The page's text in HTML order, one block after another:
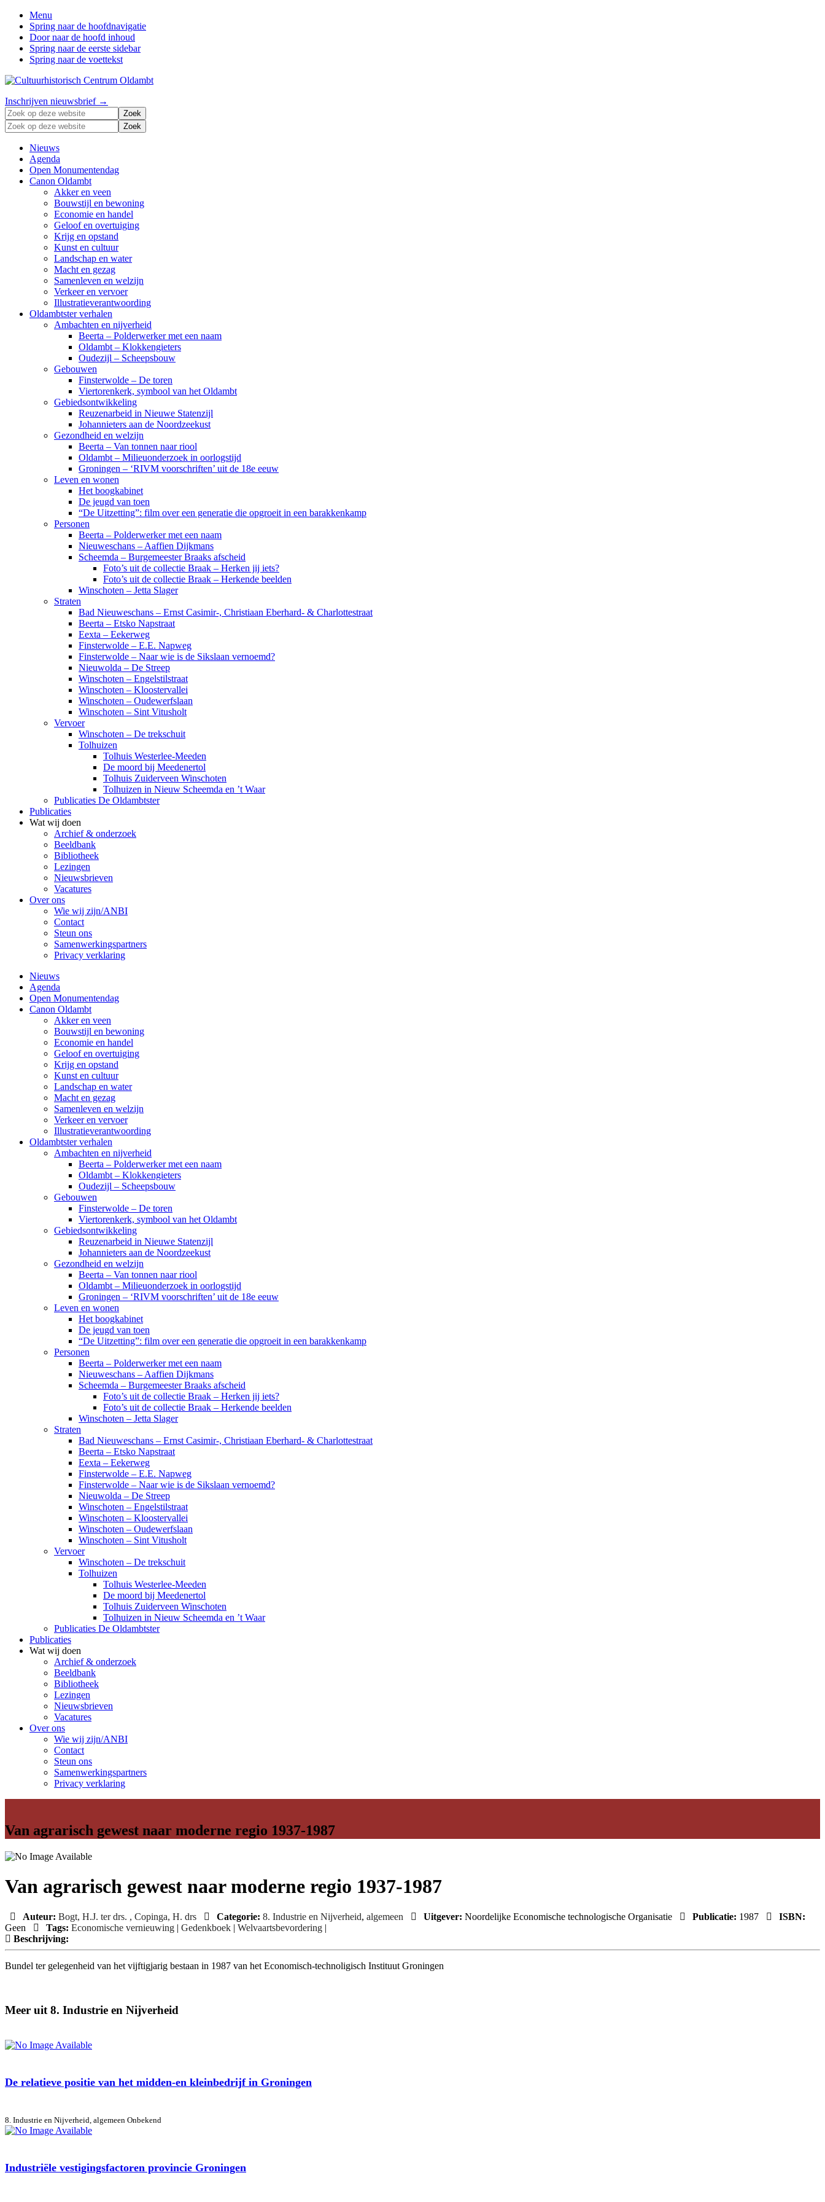
Menu
Spring naar de hoofdnavigatie
Door naar de hoofd inhoud
Spring naar de eerste sidebar
Spring naar de voettekst
Zonder
verleden
geen
toekomst
Header
Right
Inschrijven nieuwsbrief →
Zoek
op
deze
website
Zoek
op
deze
website
Nieuws
Agenda
Open Monumentendag
Canon Oldambt
Akker en veen
Bouwstijl en bewoning
Economie en handel
Geloof en overtuiging
Krijg en opstand
Kunst en cultuur
Landschap en water
Macht en gezag
Samenleven en welzijn
Verkeer en vervoer
Illustratieverantwoording
Oldambtster verhalen
Ambachten en nijverheid
Beerta – Polderwerker met een naam
Oldambt – Klokkengieters
Oudezijl – Scheepsbouw
Gebouwen
Finsterwolde – De toren
Viertorenkerk, symbool van het Oldambt
Gebiedsontwikkeling
Reuzenarbeid in Nieuwe Statenzijl
Johannieters aan de Noordzeekust
Gezondheid en welzijn
Beerta – Van tonnen naar riool
Oldambt – Milieuonderzoek in oorlogstijd
Groningen – ‘RIVM voorschriften’ uit de 18e eeuw
Leven en wonen
Het boogkabinet
De jeugd van toen
“De Uitzetting”: film over een generatie die opgroeit in een barakkenkamp
Personen
Beerta – Polderwerker met een naam
Nieuweschans – Aaffien Dijkmans
Scheemda – Burgemeester Braaks afscheid
Foto’s uit de collectie Braak – Herken jij iets?
Foto’s uit de collectie Braak – Herkende beelden
Winschoten – Jetta Slager
Straten
Bad Nieuweschans – Ernst Casimir-, Christiaan Eberhard- & Charlottestraat
Beerta – Etsko Napstraat
Eexta – Eekerweg
Finsterwolde – E.E. Napweg
Finsterwolde – Naar wie is de Sikslaan vernoemd?
Nieuwolda – De Streep
Winschoten – Engelstilstraat
Winschoten – Kloostervallei
Winschoten – Oudewerfslaan
Winschoten – Sint Vitusholt
Vervoer
Winschoten – De trekschuit
Tolhuizen
Tolhuis Westerlee-Meeden
De moord bij Meedenertol
Tolhuis Zuiderveen Winschoten
Tolhuizen in Nieuw Scheemda en ’t Waar
Publicaties De Oldambtster
Publicaties
Wat wij doen
Archief & onderzoek
Beeldbank
Bibliotheek
Lezingen
Nieuwsbrieven
Vacatures
Over ons
Wie wij zijn/ANBI
Contact
Steun ons
Samenwerkingspartners
Privacy verklaring
Nieuws
Agenda
Open Monumentendag
Canon Oldambt
Akker en veen
Bouwstijl en bewoning
Economie en handel
Geloof en overtuiging
Krijg en opstand
Kunst en cultuur
Landschap en water
Macht en gezag
Samenleven en welzijn
Verkeer en vervoer
Illustratieverantwoording
Oldambtster verhalen
Ambachten en nijverheid
Beerta – Polderwerker met een naam
Oldambt – Klokkengieters
Oudezijl – Scheepsbouw
Gebouwen
Finsterwolde – De toren
Viertorenkerk, symbool van het Oldambt
Gebiedsontwikkeling
Reuzenarbeid in Nieuwe Statenzijl
Johannieters aan de Noordzeekust
Gezondheid en welzijn
Beerta – Van tonnen naar riool
Oldambt – Milieuonderzoek in oorlogstijd
Groningen – ‘RIVM voorschriften’ uit de 18e eeuw
Leven en wonen
Het boogkabinet
De jeugd van toen
“De Uitzetting”: film over een generatie die opgroeit in een barakkenkamp
Personen
Beerta – Polderwerker met een naam
Nieuweschans – Aaffien Dijkmans
Scheemda – Burgemeester Braaks afscheid
Foto’s uit de collectie Braak – Herken jij iets?
Foto’s uit de collectie Braak – Herkende beelden
Winschoten – Jetta Slager
Straten
Bad Nieuweschans – Ernst Casimir-, Christiaan Eberhard- & Charlottestraat
Beerta – Etsko Napstraat
Eexta – Eekerweg
Finsterwolde – E.E. Napweg
Finsterwolde – Naar wie is de Sikslaan vernoemd?
Nieuwolda – De Streep
Winschoten – Engelstilstraat
Winschoten – Kloostervallei
Winschoten – Oudewerfslaan
Winschoten – Sint Vitusholt
Vervoer
Winschoten – De trekschuit
Tolhuizen
Tolhuis Westerlee-Meeden
De moord bij Meedenertol
Tolhuis Zuiderveen Winschoten
Tolhuizen in Nieuw Scheemda en ’t Waar
Publicaties De Oldambtster
Publicaties
Wat wij doen
Archief & onderzoek
Beeldbank
Bibliotheek
Lezingen
Nieuwsbrieven
Vacatures
Over ons
Wie wij zijn/ANBI
Contact
Steun ons
Samenwerkingspartners
Privacy verklaring
Van agrarisch gewest naar moderne regio 1937-1987
Van agrarisch gewest naar moderne regio 1937-1987
Auteur: Bogt, H.J. ter drs. , Copinga, H. drs Categorie: 8. Industrie en Nijverheid, algemeen Uitgever: Noordelijke Economische technologische Organisatie Publicatie: 1987
ISBN:
Geen
Tags: Economische vernieuwing | Gedenkboek | Welvaartsbevordering |
Beschrijving:
Bundel ter gelegenheid van het vijftigjarig bestaan in 1987 van het Economisch-technoligisch Instituut Groningen
Meer uit 8. Industrie en Nijverheid
De relatieve positie van het midden-en kleinbedrijf in Groningen
8. Industrie en Nijverheid, algemeen Onbekend
Industriële vestigingsfactoren provincie Groningen